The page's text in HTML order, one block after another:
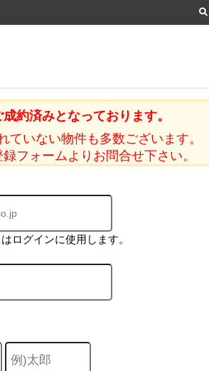
約済みとなっております。
ていない物件も多数ございます。
フォームよりお問合せ下さい。
ログインに使用します。